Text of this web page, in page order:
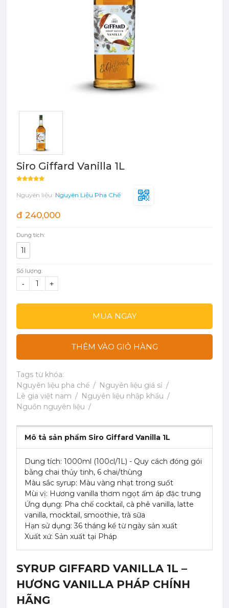
Siro Giffard Vanilla 1L
Nguyên liệu: Nguyên Liệu Pha Chế
đ 240,000
Dung tích:
1l
Số lượng:
- +
MUA NGAY
THÊM VÀO GIỎ HÀNG
Tags từ khóa:
Nguyên liệu pha chế
Nguyên liệu giá sỉ
Lê gia việt nam
Nguyên liệu nhập khẩu
Nguồn nguyên liệu
Mô tả sản phẩm Siro Giffard Vanilla 1L
Dung tích: 1000ml (100cl/1L) - Quy cách đóng gói
bằng chai thủy tinh, 6 chai/thùng
Màu sắc syrup: Màu vàng nhạt trong suốt
Mùi vị: Hương vanilla thơm ngọt ấm áp đặc trưng
Ứng dụng: Pha chế cocktail, cà phê vanilla, latte
vanilla, mocktail, smoothie, trà sữa
Hạn sử dụng: 36 tháng kể từ ngày sản xuất
Xuất xứ: Sản xuất tại Pháp
SYRUP GIFFARD VANILLA 1L –
HƯƠNG VANILLA PHÁP CHÍNH
HÃNG
TRÁI CÂY ĐÓNG HỘP (CANNED
Đào Ngâm - Trái Cây Hộp
Máy Móc Dụng Cụ
Phụ Kiện Các Loại